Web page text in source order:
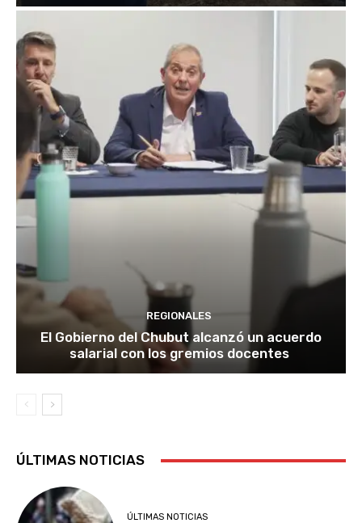
REGIONALES
El Gobierno del Chubut alcanzó un acuerdo
salarial con los gremios docentes
ÚLTIMAS NOTICIAS
ÚLTIMAS NOTICIAS